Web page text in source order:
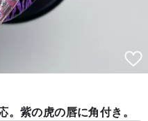
紫の虎の唇に角付き。